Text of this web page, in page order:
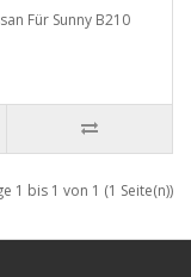
Für Sunny B210
1 bis 1 von 1 (1 Seite(n))